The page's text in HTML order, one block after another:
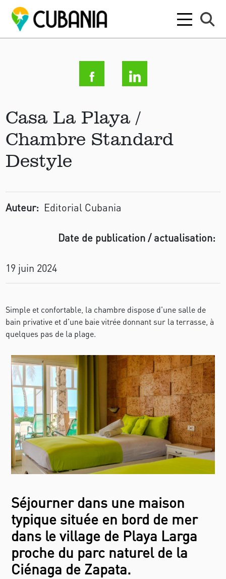
Casa La Playa /
Chambre Standard
Destyle
Auteur: Editorial Cubania
Date de publication / actualisation:
19 juin 2024
Simple et confortable, la chambre dispose d'une salle de
bain privative et d'une baie vitrée donnant sur la terrasse, à
quelques pas de la plage.
Séjourner dans une maison
typique située en bord de mer
dans le village de Playa Larga
proche du parc naturel de la
Ciénaga de Zapata.